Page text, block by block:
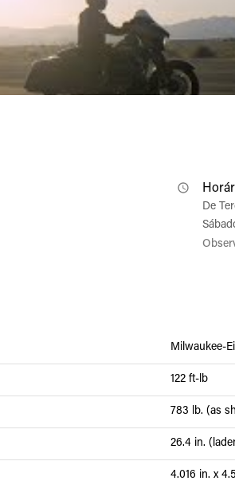
De
Milwaukee-
122 ft-lb
783 lb. (as
26.4 in.
4.016 in. x